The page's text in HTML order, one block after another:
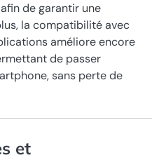
de garantir une
la compatibilité avec
améliore encore
de passer
sans perte de
et